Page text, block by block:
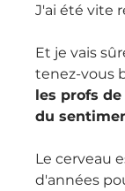
J'ai été vite
Et je vais
tenez-vous
les profs
du
Le cerveau
d'années